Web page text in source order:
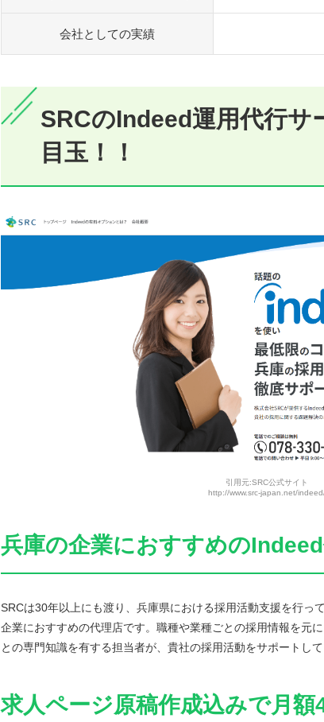
会社としての実績
SRCのIndeed運用代行サ
目玉！！
引用元:SRC公式サイト
http://www.src-japan.net/
兵庫の企業におすすめの
SRCは30年以上にも渡り、兵庫県における採用活動支援を行っ
企業におすすめの代理店です。職種や業種ごとの採用情報を元
との専門知識を有する担当者が、貴社の採用活動をサポートして
求人ページ原稿作成込みで月